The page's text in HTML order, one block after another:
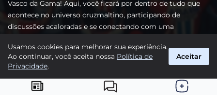
Vasco da Gama! Aqui, você ficará por dentro de tudo que
acontece no universo cruzmaltino, participando de
discussões acaloradas e se conectando com uma
nenhum lance e acompanhe de perto o caminho do Vasco
rumo às vitórias! #Vasco #FutVasco
Usamos cookies para melhorar sua experiência.
Ao continuar, você aceita nossa Política de
Privacidade.
Aceitar